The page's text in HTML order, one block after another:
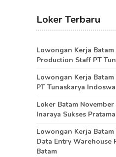
Loker Terbaru
Lowongan Kerja
Production Staff PT
Lowongan Kerja
PT Tunaskarya
Loker Batam
Inaraya Sukses Pratama
Lowongan Kerja Batam
Data Entry Warehouse
Batam